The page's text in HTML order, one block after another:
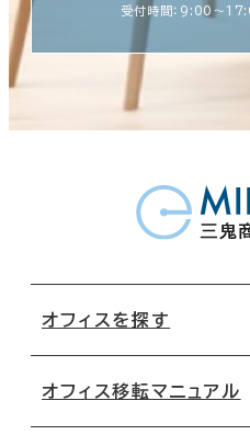
受付時間：9:00〜
オフィスを探す
オフィス移転マニュアル